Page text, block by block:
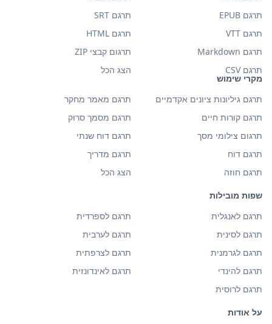
מקרי שימוש
תרגם גיליונות ציונים אקדמיים
תרגם מאמר מחקר
תרגם קורות חיים
תרגם מסמך סרוק
תרגום צילומי מסך
תרגם דוח שנתי
תרגם דוח
תרגם מדריך
תרגם חוזה
הצג הכל
שפות מובילות
תרגם לאנגלית
תרגם לספרדית
תרגם לסינית
תרגם לערבית
תרגם לגרמנית
תרגם לצרפתית
תרגם להינדי
תרגם לאינדונזית
תרגם לרוסית
תרגם EPUB
תרגם SRT
תרגם VTT
תרגם HTML
תרגם Markdown
תרגום קבצי ZIP
תרגם CSV
הצג הכל
על אודות